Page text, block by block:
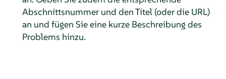
Abschnittsnummer und den Titel (oder die URL)
an und fügen Sie eine kurze Beschreibung des
Problems hinzu.